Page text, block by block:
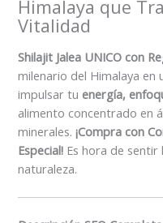
Himalaya que
Vitalidad
Shilajit Jalea UNICO con
milenario del Himalaya en
impulsar tu energía,
alimento concentrado en
minerales.¡Compra con
Especial! Es hora de
naturaleza.